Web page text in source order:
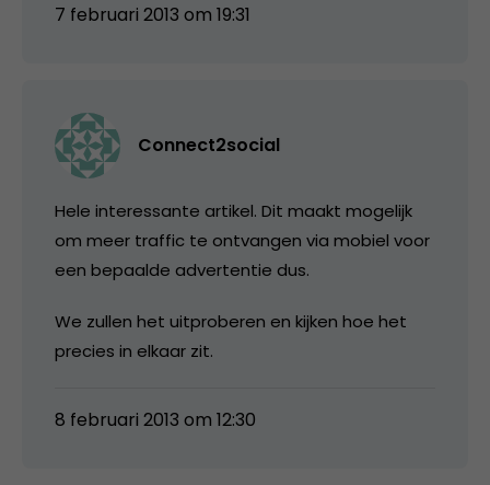
7 februari 2013 om 19:31
Connect2social
Hele interessante artikel. Dit maakt mogelijk
om meer traffic te ontvangen via mobiel voor
een bepaalde advertentie dus.
We zullen het uitproberen en kijken hoe het
precies in elkaar zit.
8 februari 2013 om 12:30